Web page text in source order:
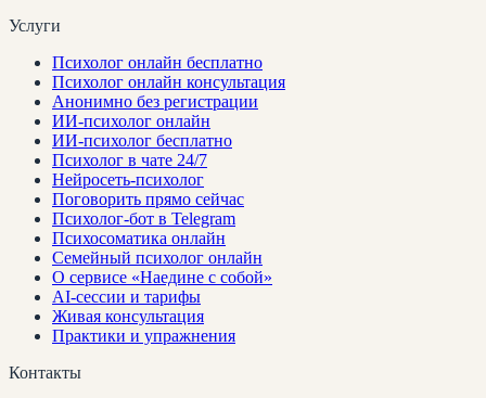
Услуги
Психолог онлайн бесплатно
Психолог онлайн консультация
Анонимно без регистрации
ИИ-психолог онлайн
ИИ-психолог бесплатно
Психолог в чате 24/7
Нейросеть-психолог
Поговорить прямо сейчас
Психолог-бот в Telegram
Психосоматика онлайн
Семейный психолог онлайн
О сервисе «Наедине с собой»
AI-сессии и тарифы
Живая консультация
Практики и упражнения
Контакты